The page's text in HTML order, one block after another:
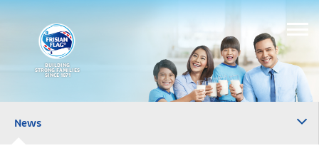
BUILDING
STRONG FAMILIES
SINCE 1871
News